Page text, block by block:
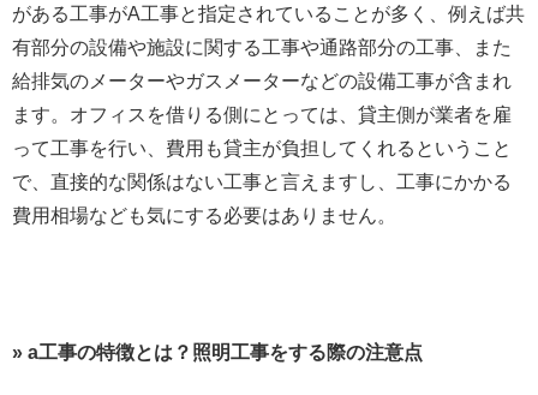
がある工事がA工事と指定されていることが多く、例えば共
有部分の設備や施設に関する工事や通路部分の工事、また
給排気のメーターやガスメーターなどの設備工事が含まれ
ます。オフィスを借りる側にとっては、貸主側が業者を雇
って工事を行い、費用も貸主が負担してくれるということ
で、直接的な関係はない工事と言えますし、工事にかかる
費用相場なども気にする必要はありません。
» a工事の特徴とは？照明工事をする際の注意点